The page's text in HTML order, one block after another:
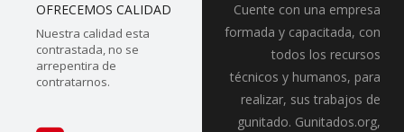
OFRECEMOS CALIDAD
Nuestra calidad esta
contrastada, no se
arrepentira de
contratarnos.
Cuente con una empresa
formada y capacitada, con
todos los recursos
técnicos y humanos, para
realizar, sus trabajos de
gunitado. Gunitados.org,